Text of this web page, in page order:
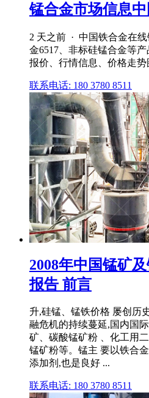
锰合金市场信息中
2 天之前 · 中国铁合金在
金6517、非标硅锰合金等
报价、行情信息、价格走势
联系电话: 180 3780 8511
2008年中国锰矿
报告 前言
升,硅锰、锰铁价格 屡创历
融危机的持续蔓延,国内国
矿、碳酸锰矿粉 、化工用
锰矿粉等。锰主 要以铁合
添加剂,也是良好 ...
联系电话: 180 3780 8511